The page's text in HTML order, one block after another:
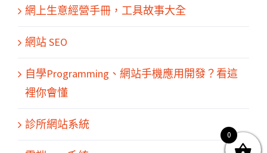
網上生意經營手冊，工具故事大全
網站 SEO
自學Programming、網站手機應用開發？看這
裡你會懂
診所網站系統
關於我們
2026 | All Rights Reserved by MARS tree 火星樹資訊科技
0